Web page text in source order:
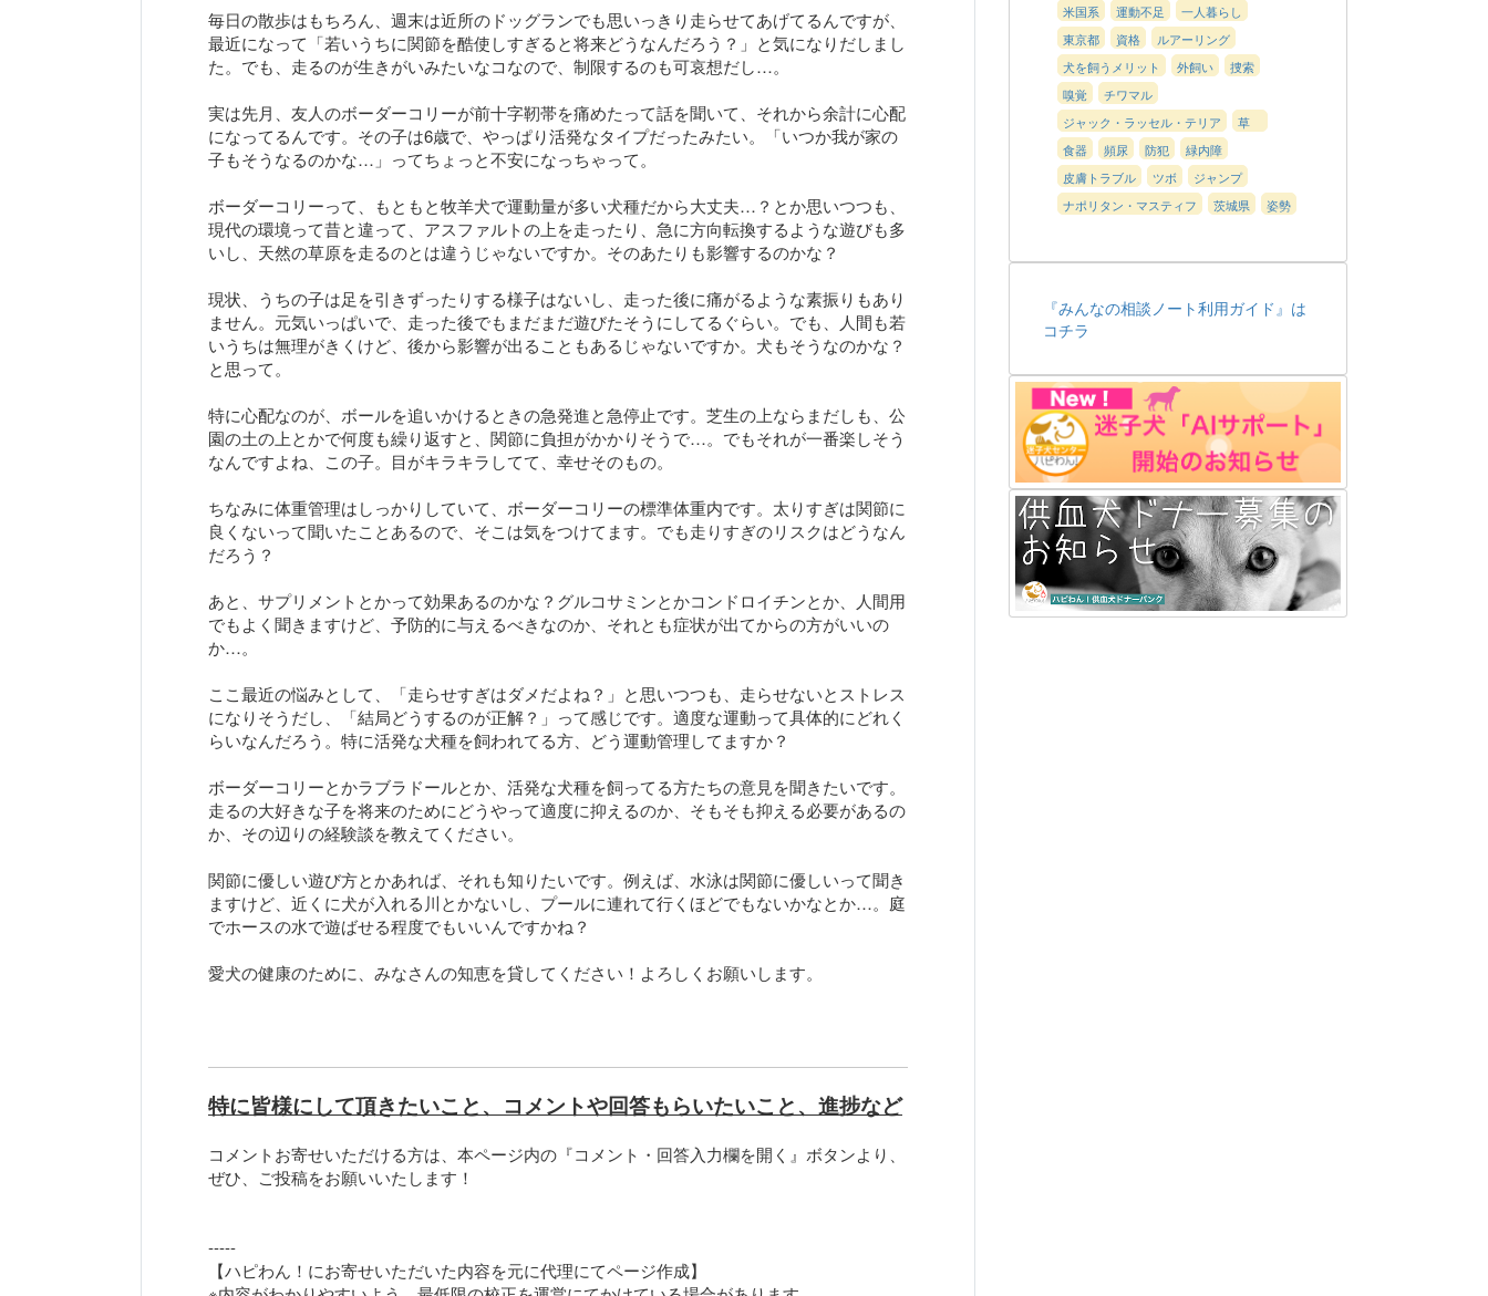
毎日の散歩はもちろん、週末は近所のドッグランでも思いっきり走らせてあげてるんですが、
最近になって「若いうちに関節を酷使しすぎると将来どうなんだろう？」と気になりだしまし
た。でも、走るのが生きがいみたいなコなので、制限するのも可哀想だし…。
実は先月、友人のボーダーコリーが前十字靭帯を痛めたって話を聞いて、それから余計に心配
になってるんです。その子は6歳で、やっぱり活発なタイプだったみたい。「いつか我が家の
子もそうなるのかな…」ってちょっと不安になっちゃって。
ボーダーコリーって、もともと牧羊犬で運動量が多い犬種だから大丈夫…？とか思いつつも、
現代の環境って昔と違って、アスファルトの上を走ったり、急に方向転換するような遊びも多
いし、天然の草原を走るのとは違うじゃないですか。そのあたりも影響するのかな？
現状、うちの子は足を引きずったりする様子はないし、走った後に痛がるような素振りもあり
ません。元気いっぱいで、走った後でもまだまだ遊びたそうにしてるぐらい。でも、人間も若
いうちは無理がきくけど、後から影響が出ることもあるじゃないですか。犬もそうなのかな？
と思って。
特に心配なのが、ボールを追いかけるときの急発進と急停止です。芝生の上ならまだしも、公
園の土の上とかで何度も繰り返すと、関節に負担がかかりそうで…。でもそれが一番楽しそう
なんですよね、この子。目がキラキラしてて、幸せそのもの。
ちなみに体重管理はしっかりしていて、ボーダーコリーの標準体重内です。太りすぎは関節に
良くないって聞いたことあるので、そこは気をつけてます。でも走りすぎのリスクはどうなん
だろう？
あと、サプリメントとかって効果あるのかな？グルコサミンとかコンドロイチンとか、人間用
でもよく聞きますけど、予防的に与えるべきなのか、それとも症状が出てからの方がいいの
か…。
ここ最近の悩みとして、「走らせすぎはダメだよね？」と思いつつも、走らせないとストレス
になりそうだし、「結局どうするのが正解？」って感じです。適度な運動って具体的にどれく
らいなんだろう。特に活発な犬種を飼われてる方、どう運動管理してますか？
ボーダーコリーとかラブラドールとか、活発な犬種を飼ってる方たちの意見を聞きたいです。
走るの大好きな子を将来のためにどうやって適度に抑えるのか、そもそも抑える必要があるの
か、その辺りの経験談を教えてください。
関節に優しい遊び方とかあれば、それも知りたいです。例えば、水泳は関節に優しいって聞き
ますけど、近くに犬が入れる川とかないし、プールに連れて行くほどでもないかなとか…。庭
でホースの水で遊ばせる程度でもいいんですかね？
愛犬の健康のために、みなさんの知恵を貸してください！よろしくお願いします。
特に皆様にして頂きたいこと、コメントや回答もらいたいこと、進捗など
コメントお寄せいただける方は、本ページ内の『コメント・回答入力欄を開く』ボタンより、
ぜひ、ご投稿をお願いいたします！
-----
【ハピわん！にお寄せいただいた内容を元に代理にてページ作成】
米国系
運動不足
一人暮らし
東京都
資格
ルアーリング
犬を飼うメリット
外飼い
捜索
嗅覚
チワマル
ジャック・ラッセル・テリア
草
食器
頻尿 防犯
緑内障
皮膚トラブル
ツボ
ジャンプ
ナポリタン・マスティフ
茨城県 姿勢
『みんなの相談ノート利用ガイド』は
コチラ